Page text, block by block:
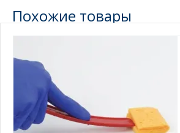
Похожие товары